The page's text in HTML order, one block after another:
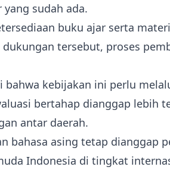
sudah ada.
buku ajar serta
tersebut, proses
kebijakan ini perlu
bertahap dianggap lebih
antar daerah.
bahasa asing tetap dianggap
Indonesia di tingkat